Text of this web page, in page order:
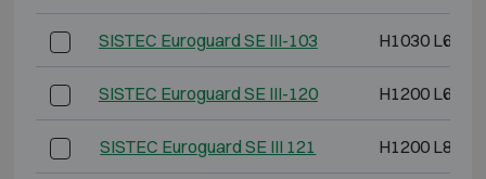
SISTEC Euroguard SE III-103 H1030 L620
SISTEC Euroguard SE III-120 H1200 L620
SISTEC Euroguard SE III 121 H1200 L825